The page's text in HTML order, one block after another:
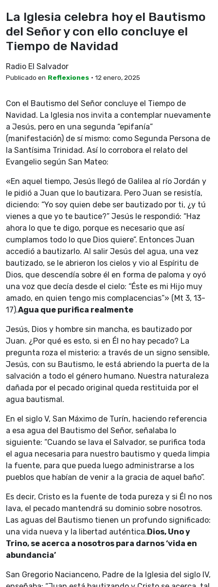
La Iglesia celebra hoy el Bautismo
del Señor y con ello concluye el
Tiempo de Navidad
Radio El Salvador
Publicado en Reflexiones • 12 enero, 2025
Con el Bautismo del Señor concluye el Tiempo de
Navidad. La Iglesia nos invita a contemplar nuevamente
a Jesús, pero en una segunda “epifanía”
(manifestación) de sí mismo: como Segunda Persona de
la Santísima Trinidad. Así lo corrobora el relato del
Evangelio según San Mateo:
«En aquel tiempo, Jesús llegó de Galilea al río Jordán y
le pidió a Juan que lo bautizara. Pero Juan se resistía,
diciendo: “Yo soy quien debe ser bautizado por ti, ¿y tú
vienes a que yo te bautice?” Jesús le respondió: “Haz
ahora lo que te digo, porque es necesario que así
cumplamos todo lo que Dios quiere”. Entonces Juan
accedió a bautizarlo. Al salir Jesús del agua, una vez
bautizado, se le abrieron los cielos y vio al Espíritu de
Dios, que descendía sobre él en forma de paloma y oyó
una voz que decía desde el cielo: “Éste es mi Hijo muy
amado, en quien tengo mis complacencias”» (Mt 3, 13-
17).Agua que purifica realmente
Jesús, Dios y hombre sin mancha, es bautizado por
Juan. ¿Por qué es esto, si en Él no hay pecado? La
pregunta roza el misterio: a través de un signo sensible,
Jesús, con su Bautismo, le está abriendo la puerta de la
salvación a todo el género humano. Nuestra naturaleza
dañada por el pecado original queda restituida por el
agua bautismal.
En el siglo V, San Máximo de Turín, haciendo referencia
a esa agua del Bautismo del Señor, señalaba lo
siguiente: “Cuando se lava el Salvador, se purifica toda
el agua necesaria para nuestro bautismo y queda limpia
la fuente, para que pueda luego administrarse a los
pueblos que habían de venir a la gracia de aquel baño”.
Es decir, Cristo es la fuente de toda pureza y si Él no nos
lava, el pecado mantendrá su dominio sobre nosotros.
Las aguas del Bautismo tienen un profundo significado:
una vida nueva y la libertad auténtica.Dios, Uno y
Trino, se acerca a nosotros para darnos ‘vida en
abundancia’
San Gregorio Nacianceno, Padre de la Iglesia del siglo IV,